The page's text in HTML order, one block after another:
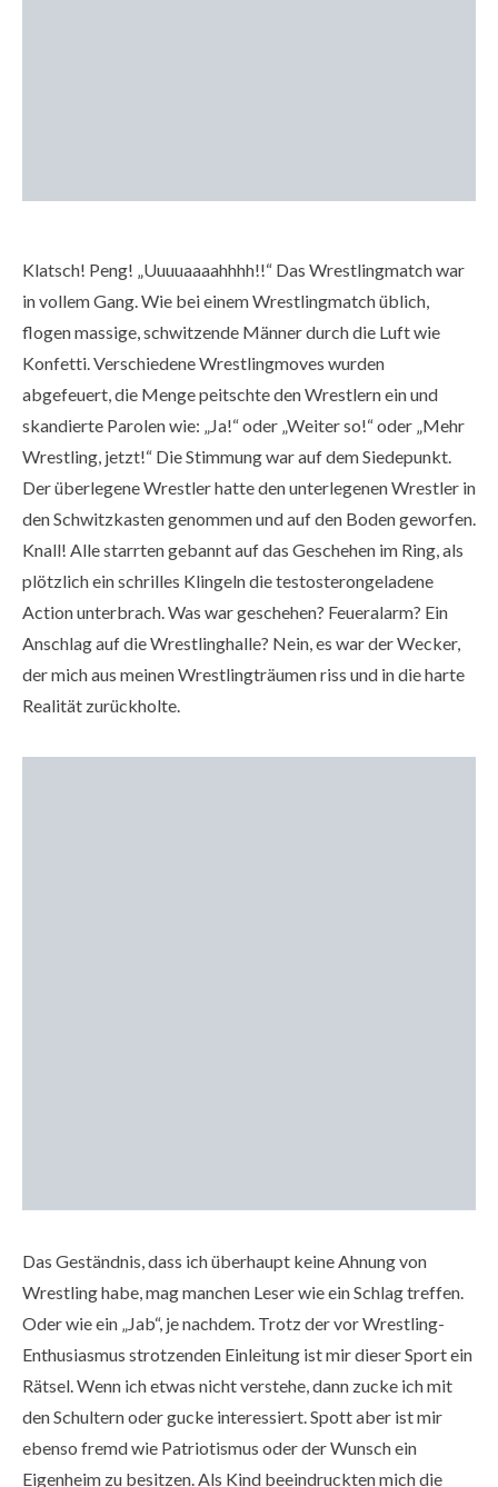
Klatsch! Peng! „Uuuuaaaahhhh!!“ Das Wrestlingmatch war
in vollem Gang. Wie bei einem Wrestlingmatch üblich,
flogen massige, schwitzende Männer durch die Luft wie
Konfetti. Verschiedene Wrestlingmoves wurden
abgefeuert, die Menge peitschte den Wrestlern ein und
skandierte Parolen wie: „Ja!“ oder „Weiter so!“ oder „Mehr
Wrestling, jetzt!“ Die Stimmung war auf dem Siedepunkt.
Der überlegene Wrestler hatte den unterlegenen Wrestler in
den Schwitzkasten genommen und auf den Boden geworfen.
Knall! Alle starrten gebannt auf das Geschehen im Ring, als
plötzlich ein schrilles Klingeln die testosterongeladene
Action unterbrach. Was war geschehen? Feueralarm? Ein
Anschlag auf die Wrestlinghalle? Nein, es war der Wecker,
der mich aus meinen Wrestlingträumen riss und in die harte
Realität zurückholte.
Das Geständnis, dass ich überhaupt keine Ahnung von
Wrestling habe, mag manchen Leser wie ein Schlag treffen.
Oder wie ein „Jab“, je nachdem. Trotz der vor Wrestling-
Enthusiasmus strotzenden Einleitung ist mir dieser Sport ein
Rätsel. Wenn ich etwas nicht verstehe, dann zucke ich mit
den Schultern oder gucke interessiert. Spott aber ist mir
ebenso fremd wie Patriotismus oder der Wunsch ein
Eigenheim zu besitzen. Als Kind beeindruckten mich die